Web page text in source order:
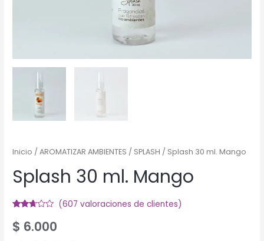
Inicio /AROMATIZAR AMBIENTES / SPLASH / Splash 30 ml. Mango
Splash 30 ml. Mango
2.57
sobre
(607 valoraciones de clientes)
$ 6.000